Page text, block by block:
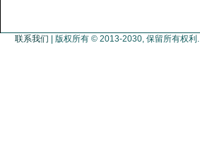
联系我们 | 版权所有 © 2013-2030, 保留所有权利.